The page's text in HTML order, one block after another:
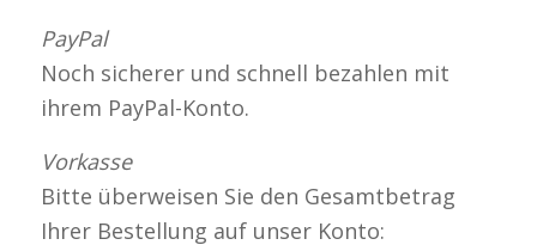
PayPal
Noch sicherer und schnell bezahlen mit
ihrem PayPal-Konto.
Vorkasse
Bitte überweisen Sie den Gesamtbetrag
Ihrer Bestellung auf unser Konto: